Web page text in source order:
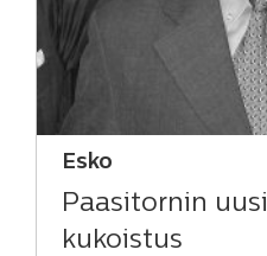
Esko
Paasitornin uusi
kukoistus